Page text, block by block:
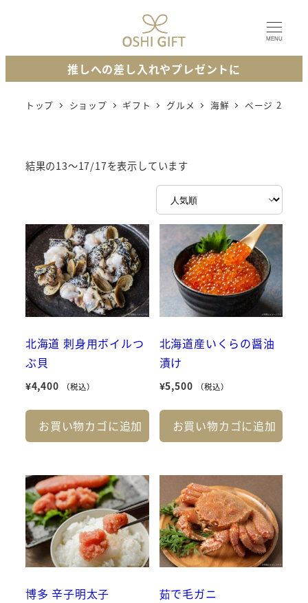
ン
MENU
推しへの差し入れやプレゼントに
トップ ショップ ギフト グルメ 海鮮 ページ 2
結果の13～17/17を表示しています
気
順
北海道 刺身用ボイルつ
ぶ貝
¥4,400 （税込）
お買い物カゴに追加
北海道産いくらの醤油
漬け
¥5,500 （税込）
お買い物カゴに追加
博多 辛子明太子 茹で毛ガニ